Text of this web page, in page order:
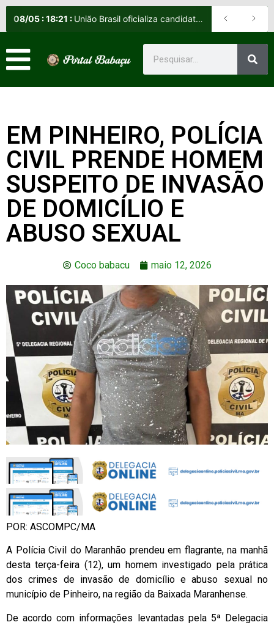
08/05 :18:21 : União Brasil oficializa candidatos e reafirma apoio a Orleans Brandão ao Governo do Maranhão
EM PINHEIRO, POLÍCIA
CIVIL PRENDE HOMEM
SUSPEITO DE INVASÃO
DE DOMICÍLIO E
ABUSO SEXUAL
Coco babacu maio 12, 2026
POR: ASCOMPC/MA
A Polícia Civil do Maranhão prendeu em flagrante, na manhã
desta terça-feira (12), um homem investigado pela prática
dos crimes de invasão de domicílio e abuso sexual no
município de Pinheiro, na região da Baixada Maranhense.
De acordo com informações levantadas pela 5ª Delegacia